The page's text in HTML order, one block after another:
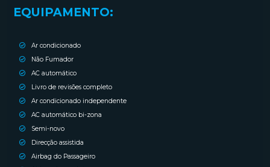
EQUIPAMENTO:
Ar condicionado
Não Fumador
AC automático
Livro de revisões completo
Ar condicionado independente
AC automático bi-zona
Semi-novo
Direcção assistida
Airbag do Passageiro